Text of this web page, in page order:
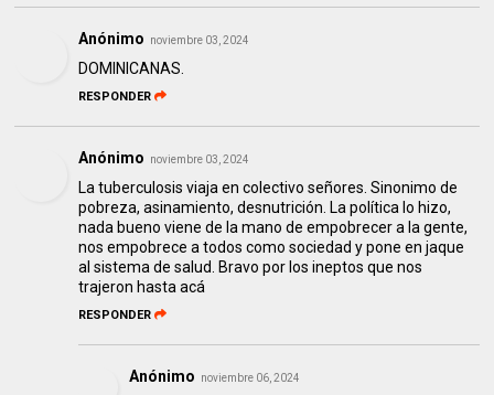
Anónimo noviembre 03, 2024
DOMINICANAS.
RESPONDER
Anónimo noviembre 03, 2024
La tuberculosis viaja en colectivo señores. Sinonimo de
pobreza, asinamiento, desnutrición. La política lo hizo,
nada bueno viene de la mano de empobrecer a la gente,
nos empobrece a todos como sociedad y pone en jaque
al sistema de salud. Bravo por los ineptos que nos
trajeron hasta acá
RESPONDER
Anónimo noviembre 06, 2024